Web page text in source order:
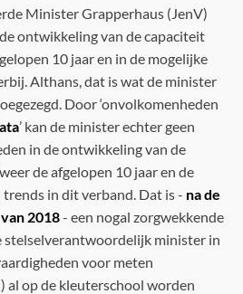
Minister Grapperhaus (JenV)
ontwikkeling van de capaciteit
10 jaar en in de mogelijke
Althans, dat is wat de minister
Door ‘onvolkomenheden
’ kan de minister echter geen
in de ontwikkeling van de
de afgelopen 10 jaar en de
in dit verband. Dat is - na de
2018- een nogal zorgwekkende
stelselverantwoordelijk minister in
voor meten
al op de kleuterschool worden